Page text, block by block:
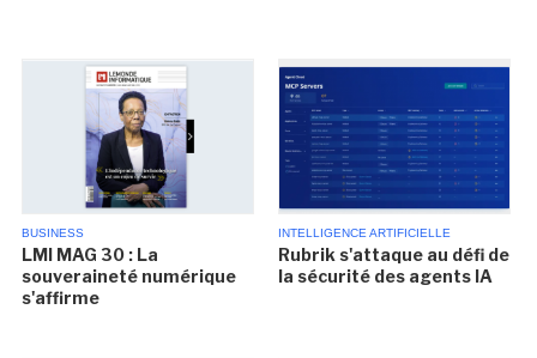
BUSINESS
LMI MAG 30 : La
souveraineté numérique
s'affirme
INTELLIGENCE ARTIFICIELLE
Rubrik s'attaque au défi de
la sécurité des agents IA